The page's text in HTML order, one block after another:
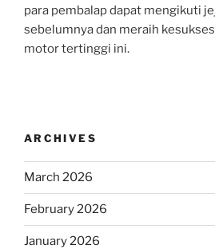
para pembalap dapat mengikuti
sebelumnya dan meraih
motor tertinggi ini.
ARCHIVES
March 2026
February 2026
January 2026